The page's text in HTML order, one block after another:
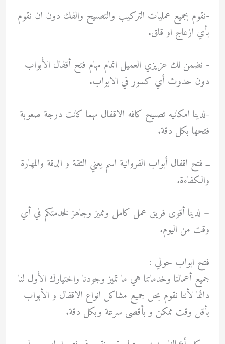
-نقوم بجميع عمليات التركيب والتصليح والفك دون ان نقوم
بأي ازعاج او قلق.
-‏ نضمن لك عزيزي العميل اتمام مهام فتح أقفال الأبواب
دون حدوث أي كسور في الابواب.
-لدينا امكانيه تصليح كافه الاقفال مهما كانت درجة صعوبة
فتحها بكل دقة.
ــ فتح اقفال أبواب الفروانية اسم يعني الثقة و الدقة والمهارة
والكفاءة.
– لدينا أقوى فريق عمل كامل ومميز وجاهز لخدمتكم في أي
وقت من اليوم.
فتح ابواب حولي :
جميع أعمالنا وخدماتنا هي ما تميز وجودنا واختيارك الأول لنا
دائما لأننا نقوم بحل جميع مشاكل انواع الاقفال و الأبواب
بأقل وقت ممكن و بأقصى سرعة وبكل دقة.